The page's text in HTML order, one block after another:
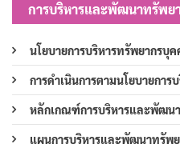
การบริหารและพัฒนาทรัพย
นโยบายการบริหารทรัพยากรบุค
การดำเนินการตามนโยบายกา
หลักเกณฑ์การบริหารและพัฒน
แผนการบริหารและพัฒนาทรัพ